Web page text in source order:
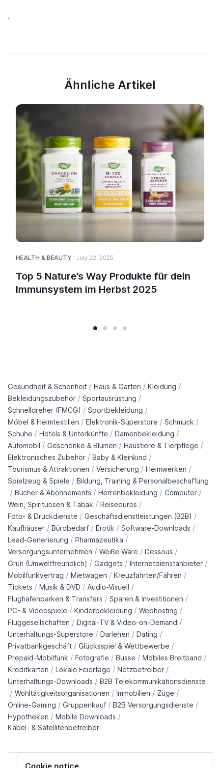
Cookie notice
.
Ähnliche Artikel
HEALTH & BEAUTY July 22, 2025
Top 5 Nature’s Way Produkte für dein
Immunsystem im Herbst 2025
Gesundheit & Schönheit / Haus & Garten / Kleidung /
Bekleidungszubehör / Sportausrüstung /
Schnelldreher (FMCG) / Sportbekleidung /
Möbel & Heimtextilien / Elektronik-Superstore / Schmuck /
Schuhe / Hotels & Unterkünfte / Damenbekleidung /
Automobil / Geschenke & Blumen / Haustiere & Tierpflege /
Elektronisches Zubehör / Baby & Kleinkind /
Tourismus & Attraktionen / Versicherung / Heimwerken /
Spielzeug & Spiele / Bildung, Training & Personalbeschaffung
/ Bücher & Abonnements / Herrenbekleidung / Computer /
Wein, Spirituosen & Tabak / Reisebüros /
Foto- & Druckdienste / Geschäftsdienstleistungen (B2B) /
Kaufhäuser / Bürobedarf / Erotik / Software-Downloads /
Lead-Generierung / Pharmazeutika /
Versorgungsunternehmen / Weiße Ware / Dessous /
Grün (Umweltfreundlich) / Gadgets / Internetdienstanbieter /
Mobilfunkvertrag / Mietwagen / Kreuzfahrten/Fähren /
Tickets / Musik & DVD / Audio-Visuell /
Flughafenparken & Transfers / Sparen & Investitionen /
PC- & Videospiele / Kinderbekleidung / Webhosting /
Fluggesellschaften / Digital-TV & Video-on-Demand /
Unterhaltungs-Superstore / Darlehen / Dating /
Privatbankgeschäft / Glücksspiel & Wettbewerbe /
Prepaid-Mobilfunk / Fotografie / Busse / Mobiles Breitband /
Kreditkarten / Lokale Feiertage / Netzbetreiber /
Unterhaltungs-Downloads / B2B Telekommunikationsdienste
/ Wohltätigkeitsorganisationen / Immobilien / Züge /
Online-Gaming / Gruppenkauf / B2B Versorgungsdienste /
Hypotheken / Mobile Downloads /
Kabel- & Satellitenbetreiber